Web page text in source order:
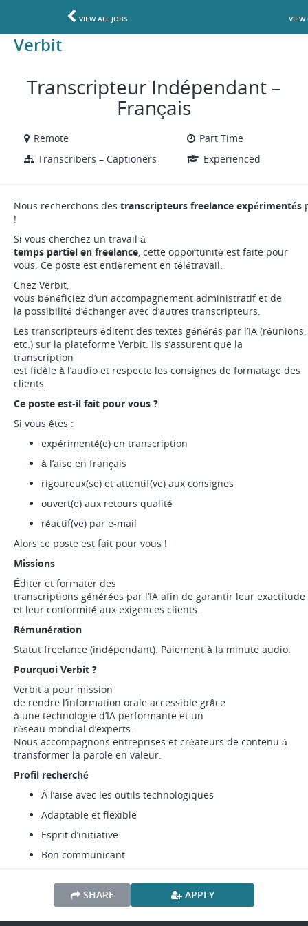
VIEW ALL JOBS VIEW
Verbit
Transcripteur Indépendant –
Français
Remote
Part Time
Transcribers – Captioners
Experienced
Nous recherchons des transcripteurs freelance expérimentés
!
Si vous cherchez un travail à
temps partiel en freelance, cette opportunité est faite pour
vous. Ce poste est entièrement en télétravail.
Chez Verbit,
vous bénéficiez d’un accompagnement administratif et de
la possibilité d’échanger avec d’autres transcripteurs.
Les transcripteurs éditent des textes générés par l’IA
etc.) sur la plateforme Verbit. Ils s’assurent que la
transcription
est fidèle à l’audio et respecte les consignes de formatage des
clients.
Ce poste est-il fait pour vous ?
Si vous êtes :
expérimenté(e) en transcription
à l’aise en français
rigoureux(se) et attentif(ve) aux consignes
ouvert(e) aux retours qualité
réactif(ve) par e-mail
Alors ce poste est fait pour vous !
Missions
Éditer et formater des
transcriptions générées par l’IA afin de garantir leur exactitude
et leur conformité aux exigences clients.
Rémunération
Statut freelance (indépendant). Paiement à la minute audio.
Pourquoi Verbit ?
Verbit a pour mission
de rendre l’information orale accessible grâce
à une technologie d’IA performante et un
réseau mondial d’experts.
Nous accompagnons entreprises et créateurs de contenu à
transformer la parole en valeur.
Profil recherché
À l’aise avec les outils technologiques
Adaptable et flexible
Esprit d’initiative
Bon communicant
SHARE APPLY